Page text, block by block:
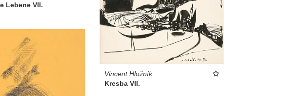
Lebene VII.
Vincent Hložník
Kresba VII.